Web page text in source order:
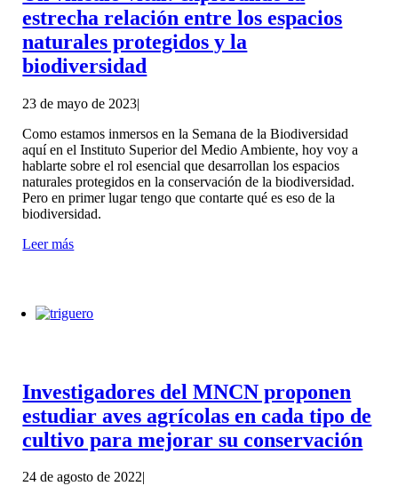
estrecha relación entre los espacios
naturales protegidos y la
biodiversidad
23 de mayo de 2023|
Como estamos inmersos en la Semana de la Biodiversidad
aquí en el Instituto Superior del Medio Ambiente, hoy voy a
hablarte sobre el rol esencial que desarrollan los espacios
naturales protegidos en la conservación de la biodiversidad.
Pero en primer lugar tengo que contarte qué es eso de la
biodiversidad.
Leer más
Investigadores del MNCN proponen
estudiar aves agrícolas en cada tipo de
cultivo para mejorar su conservación
24 de agosto de 2022|